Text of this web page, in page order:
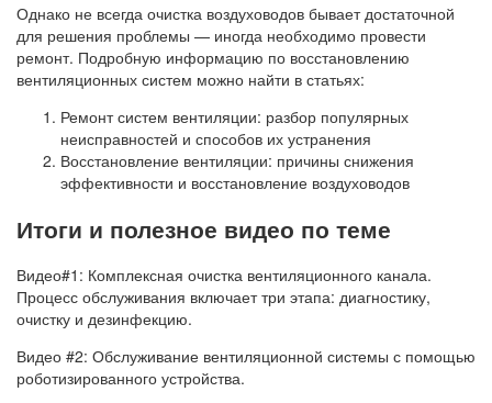
Однако не всегда очистка воздуховодов бывает достаточной
для решения проблемы — иногда необходимо провести
ремонт. Подробную информацию по восстановлению
вентиляционных систем можно найти в статьях:
Ремонт систем вентиляции: разбор популярных
неисправностей и способов их устранения
Восстановление вентиляции: причины снижения
эффективности и восстановление воздуховодов
Итоги и полезное видео по теме
Видео#1: Комплексная очистка вентиляционного канала.
Процесс обслуживания включает три этапа: диагностику,
очистку и дезинфекцию.
Видео #2: Обслуживание вентиляционной системы с помощью
роботизированного устройства.